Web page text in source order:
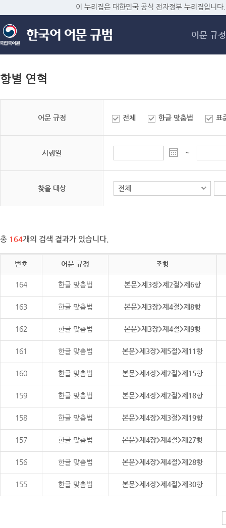
메
이 누리집은 대한민국 공식 전자정부 누리집입니다.
어문 규정
항별 연혁
어문 규정 전체 한글 맞춤법 표
시행일 ~
찾을 대상
총 164개의 검색 결과가 있습니다.
번호 어문 규정 조항
164 한글 맞춤법 본문>제3장>제2절>제6항
163 한글 맞춤법 본문>제3장>제4절>제8항
162 한글 맞춤법 본문>제3장>제4절>제9항
161 한글 맞춤법 본문>제3장>제5절>제11항
160 한글 맞춤법 본문>제4장>제2절>제15항
159 한글 맞춤법 본문>제4장>제2절>제18항
158 한글 맞춤법 본문>제4장>제3절>제19항
157 한글 맞춤법 본문>제4장>제4절>제27항
156 한글 맞춤법 본문>제4장>제4절>제28항
155 한글 맞춤법 본문>제4장>제4절>제30항